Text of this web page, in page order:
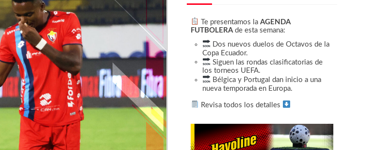
Te presentamos la AGENDA
FUTBOLERAde esta semana:
Dos nuevos duelos de Octavos de la
Copa Ecuador.
Siguen las rondas clasificatorias de
los torneos UEFA.
Bélgica y Portugal dan inicio a una
nueva temporada en Europa.
Revisa todos los detalles